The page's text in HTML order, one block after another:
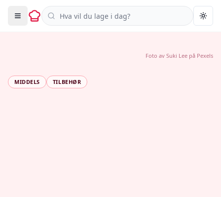
Søk i oppskrifter
MIDDELS TILBEHØR
Foto av Suki Lee på Pexels